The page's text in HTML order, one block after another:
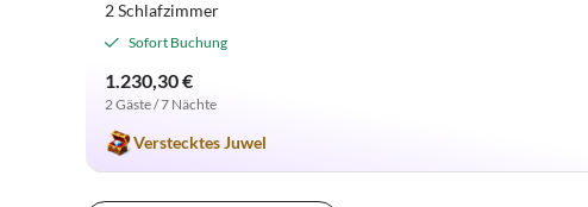
2 Schlafzimmer
Sofort Buchung
1.230,30 €
2 Gäste / 7 Nächte
Verstecktes Juwel